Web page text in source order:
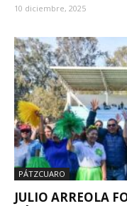
10 diciembre, 2025
PÁTZCUARO
JULIO ARREOLA